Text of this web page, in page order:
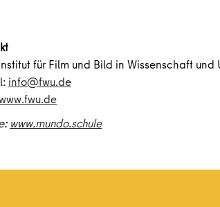
für Film und Bild in Wissenschaft
info@fwu.de
www.mundo.schule